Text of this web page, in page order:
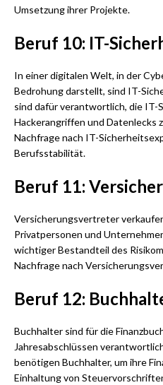
Umsetzung ihrer Projekte.
Beruf 10: IT-
In einer digitalen Welt, in der
Bedrohung darstellt, sind IT-
sind dafür verantwortlich, die IT-
Hackerangriffen und Datenlecks
Nachfrage nach IT-
Berufsstabilität.
Beruf 11:
Versicherungsvertreter
Privatpersonen und
wichtiger Bestandteil des
Nachfrage nach
Beruf 12:
Buchhalter sind für die
Jahresabschlüssen
benötigen Buchhalter, um ihre
Einhaltung von